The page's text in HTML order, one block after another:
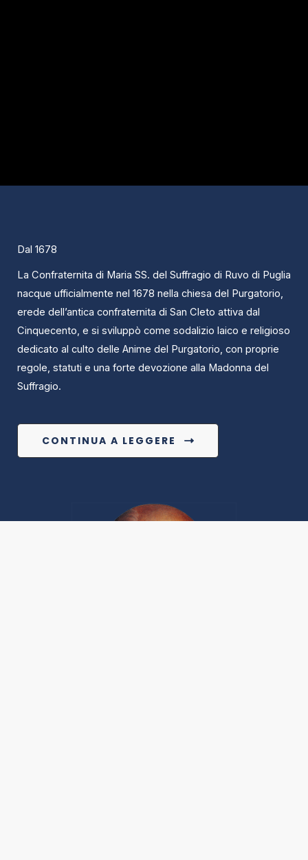
Dal 1678
La Confraternita di Maria SS. del Suffragio di Ruvo di Puglia
nacque ufficialmente nel 1678 nella chiesa del Purgatorio,
erede dell’antica confraternita di San Cleto attiva dal
Cinquecento, e si sviluppò come sodalizio laico e religioso
dedicato al culto delle Anime del Purgatorio, con proprie
regole, statuti e una forte devozione alla Madonna del
Suffragio.
CONTINUA A LEGGERE